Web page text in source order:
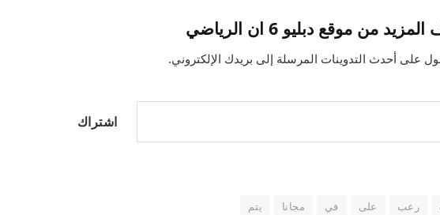
من موقع دبليو 6 ان الرياضي
على أحدث التدوينات المرسلة إلى بريدك الإلكتروني.
اشتراك
رعب على في مجانا يتم